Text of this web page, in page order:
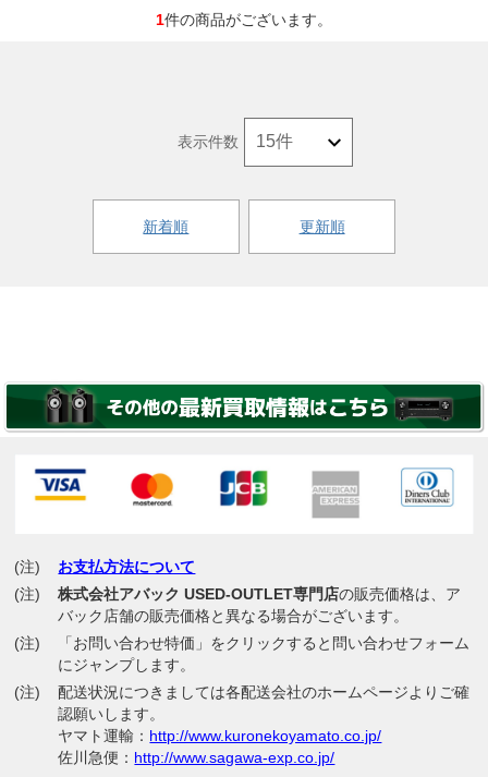
1件の商品がございます。
新着順 更新順
表示件数
(注)
お支払方法について
(注)
株式会社アバック USED-OUTLET専門店の販売価格は、ア
バック店舗の販売価格と異なる場合がございます。
(注)
「お問い合わせ特価」をクリックすると問い合わせフォーム
にジャンプします。
(注)
配送状況につきましては各配送会社のホームページよりご確
認願いします。
ヤマト運輸： http://www.kuronekoyamato.co.jp/
佐川急便： http://www.sagawa-exp.co.jp/